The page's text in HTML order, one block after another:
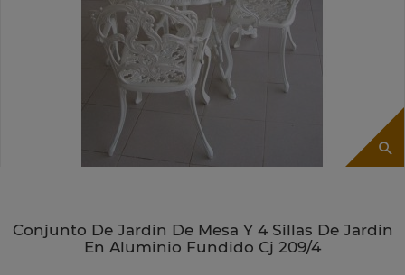
Conjunto De Jardín De Mesa Y 4 Sillas De Jardín
En Aluminio Fundido Cj 209/4